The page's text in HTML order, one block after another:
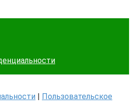
| Пользовательское